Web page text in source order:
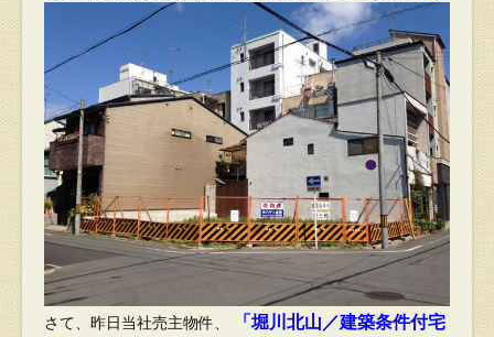
さて、昨日当社売主物件、
「堀川北山／建築条件付宅